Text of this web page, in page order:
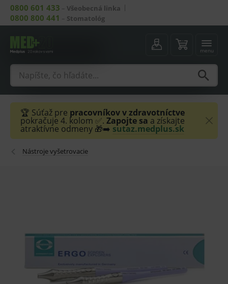
0800 601 433 – Všeobecná linka
0800 800 441 – Stomatológ
menu
🏆 Súťaž pre pracovníkov v zdravotníctve
pokračuje 4. kolom ✅. Zapojte sa a získajte
atraktívne odmeny 🎁➡️ sutaz.medplus.sk
Nástroje vyšetrovacie